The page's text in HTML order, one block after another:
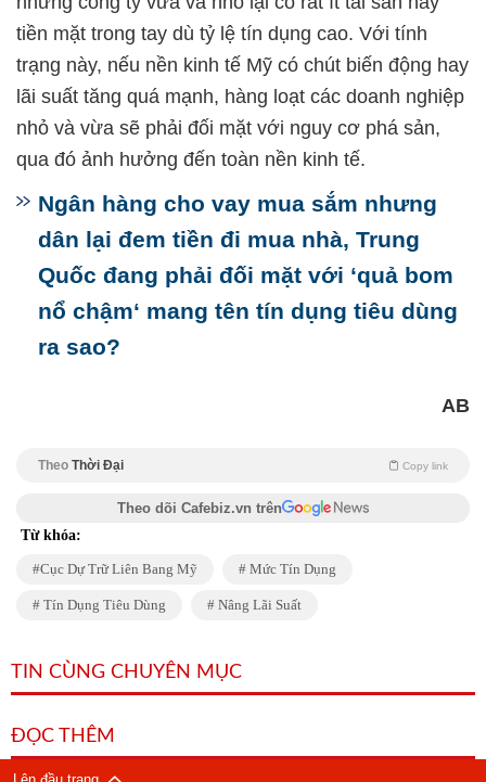
tiền mặt trong tay dù tỷ lệ tín dụng cao. Với tính
trạng này, nếu nền kinh tế Mỹ có chút biến động hay
lãi suất tăng quá mạnh, hàng loạt các doanh nghiệp
nhỏ và vừa sẽ phải đối mặt với nguy cơ phá sản,
qua đó ảnh hưởng đến toàn nền kinh tế.
Ngân hàng cho vay mua sắm nhưng
dân lại đem tiền đi mua nhà, Trung
Quốc đang phải đối mặt với ‘quả bom
nổ chậm‘ mang tên tín dụng tiêu dùng
ra sao?
AB
Theo Thời Đại Copy link
Theo dõi Cafebiz.vn trên
Từ khóa:
Cục Dự Trữ Liên Bang Mỹ Mức Tín Dụng
Tín Dụng Tiêu Dùng Nâng Lãi Suất
TIN CÙNG CHUYÊN MỤC
ĐỌC THÊM